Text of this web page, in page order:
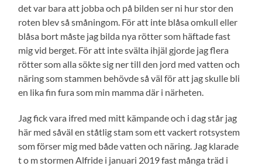
det var bara att jobba och på bilden ser ni hur stor den
roten blev så småningom. För att inte blåsa omkull eller
blåsa bort måste jag bilda nya rötter som häftade fast
mig vid berget. För att inte svälta ihjäl gjorde jag flera
rötter som alla sökte sig ner till den jord med vatten och
näring som stammen behövde så väl för att jag skulle bli
en lika fin fura som min mamma där i närheten.
Jag fick vara ifred med mitt kämpande och i dag står jag
här med såväl en ståtlig stam som ett vackert rotsystem
som förser mig med både vatten och näring. Jag klarade
t o m stormen Alfride i januari 2019 fast många träd i